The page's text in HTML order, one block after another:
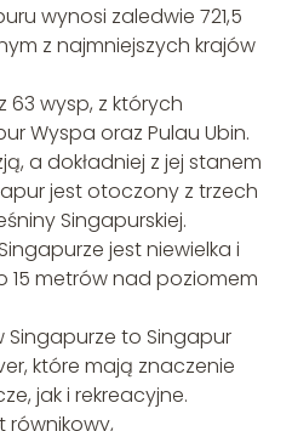
wynosi zaledwie 721,5
z najmniejszych krajów
63 wysp, z których
Wyspa oraz Pulau Ubin.
a dokładniej z jej stanem
jest otoczony z trzech
Singapurskiej.
jest niewielka i
15 metrów nad poziomem
Singapurze to Singapur
które mają znaczenie
jak i rekreacyjne.
równikowy,